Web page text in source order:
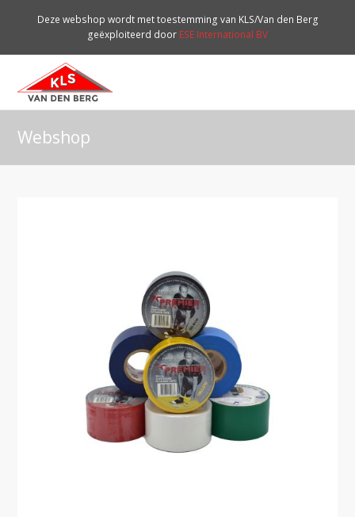
Deze webshop wordt met toestemming van KLS/Van den Berg
geëxploiteerd door ESE International BV
Webshop